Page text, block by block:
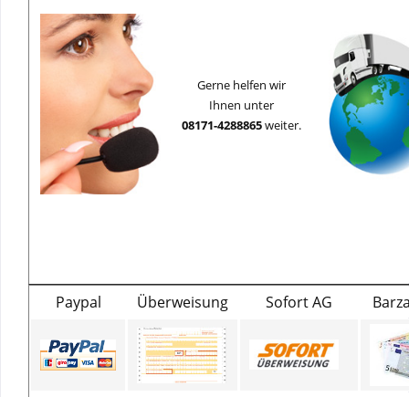
Gerne helfen wir
Ihnen unter
08171-4288865weiter.
Paypal Überweisung Sofort AG